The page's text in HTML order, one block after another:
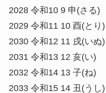
2028 令和10 9 申(さる)
2029 令和11 10 酉(とり)
2030 令和12 11 戌(いぬ)
2031 令和13 12 亥(い)
2032 令和14 13 子(ね)
2033 令和15 14 丑(うし)